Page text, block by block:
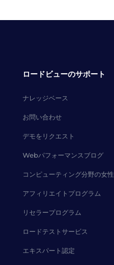
ロードビューのサポート
ナレッジベース
お問い合わせ
デモをリクエスト
Webパフォーマンスブログ
コンピューティング分野の女性
アフィリエイトプログラム
リセラープログラム
ロードテストサービス
エキスパート認定